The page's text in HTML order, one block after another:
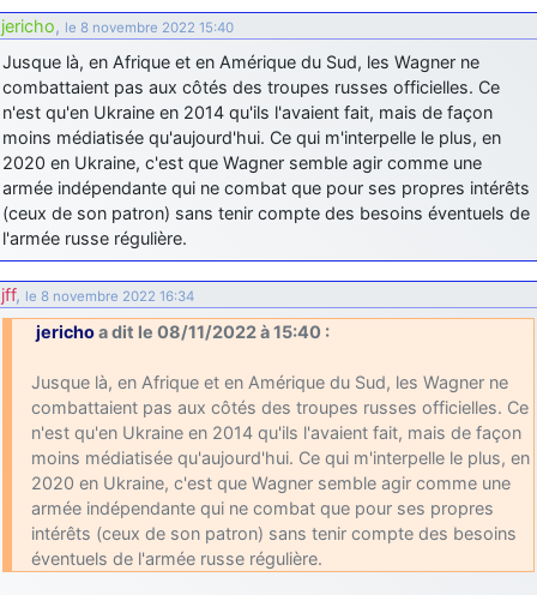
jericho, le 8 novembre 2022 15:40
Jusque là, en Afrique et en Amérique du Sud, les Wagner ne
combattaient pas aux côtés des troupes russes officielles. Ce
n'est qu'en Ukraine en 2014 qu'ils l'avaient fait, mais de façon
moins médiatisée qu'aujourd'hui. Ce qui m'interpelle le plus, en
2020 en Ukraine, c'est que Wagner semble agir comme une
armée indépendante qui ne combat que pour ses propres intérêts
(ceux de son patron) sans tenir compte des besoins éventuels de
l'armée russe régulière.
jff, le 8 novembre 2022 16:34
jerichoa dit le 08/11/2022 à 15:40 :
Jusque là, en Afrique et en Amérique du Sud, les Wagner ne
combattaient pas aux côtés des troupes russes officielles. Ce
n'est qu'en Ukraine en 2014 qu'ils l'avaient fait, mais de façon
moins médiatisée qu'aujourd'hui. Ce qui m'interpelle le plus, en
2020 en Ukraine, c'est que Wagner semble agir comme une
armée indépendante qui ne combat que pour ses propres
intérêts (ceux de son patron) sans tenir compte des besoins
éventuels de l'armée russe régulière.